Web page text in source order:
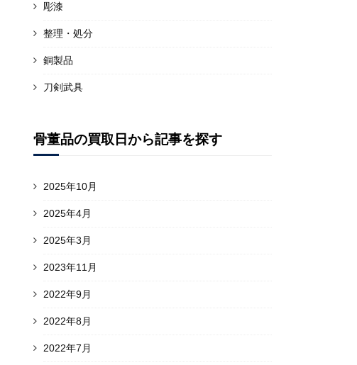
彫漆
整理・処分
銅製品
刀剣武具
骨董品の買取日から記事を探す
2025年10月
2025年4月
2025年3月
2023年11月
2022年9月
2022年8月
2022年7月